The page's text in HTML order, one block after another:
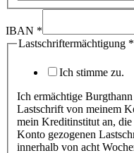
IBAN *
Lastschriftermächtigung *
Ich stimme zu.
Ich ermächtige
Lastschrift von meinem
mein Kreditinstitut an,
Konto gezogenen
innerhalb von acht